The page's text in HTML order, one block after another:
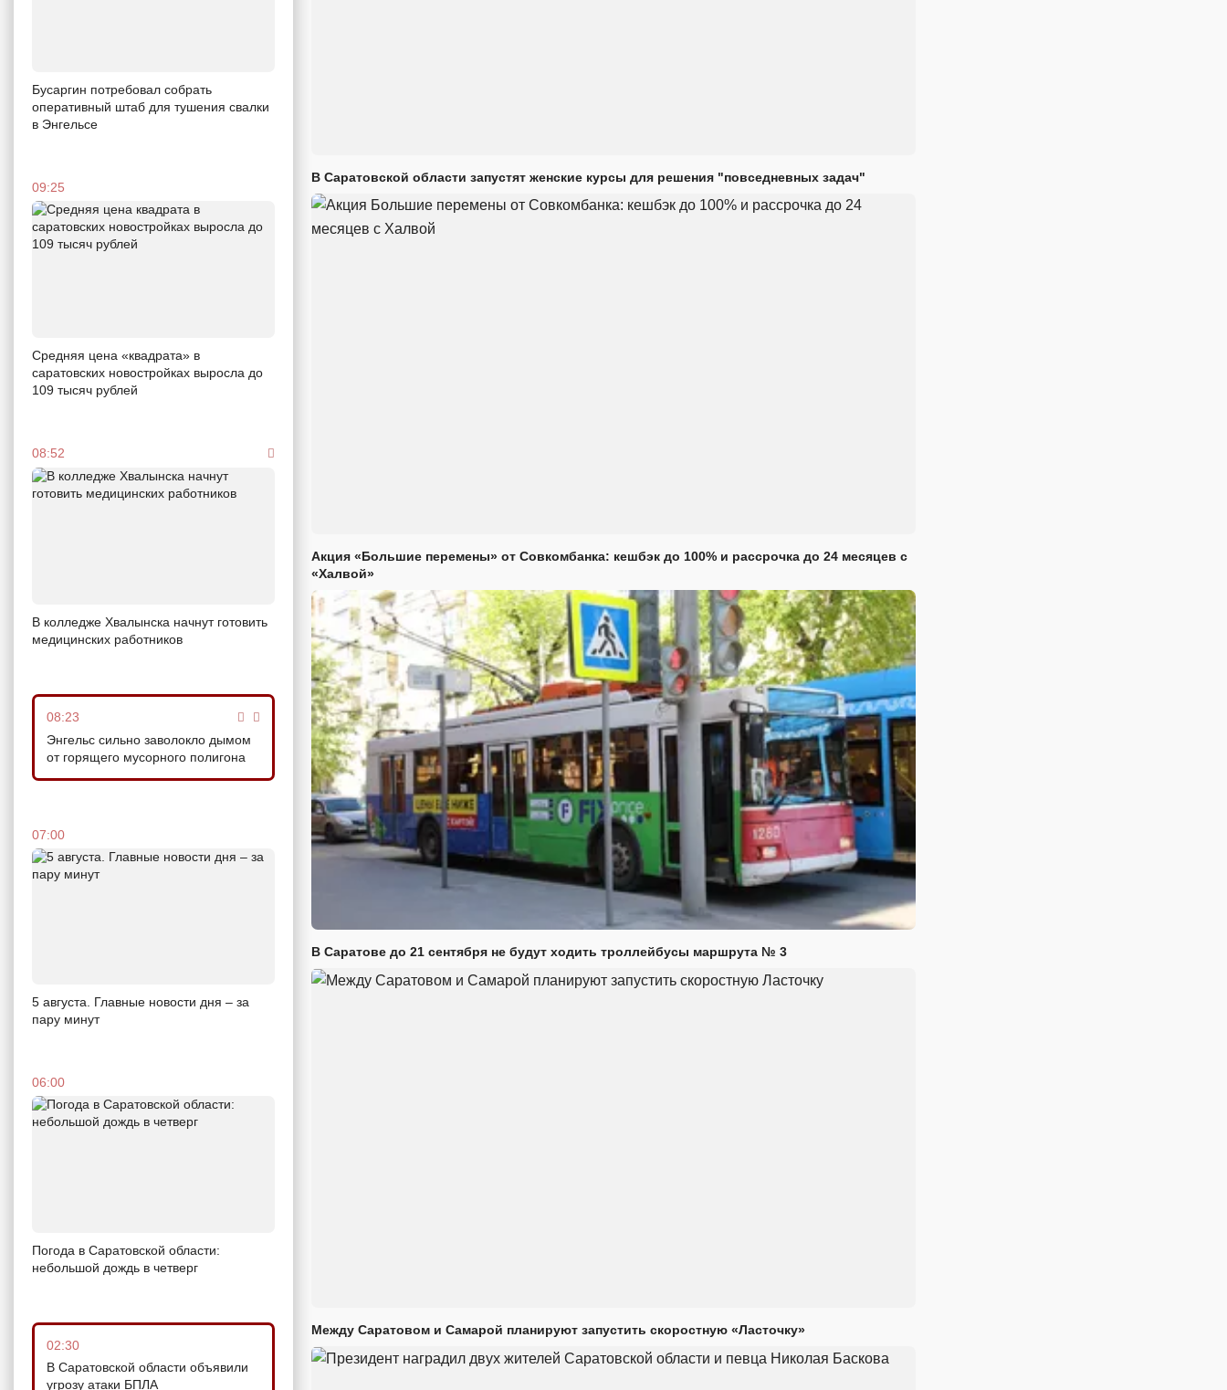
Бусаргин потребовал собрать
оперативный штаб для тушения свалки
в Энгельсе
09:25
Средняя цена «квадрата» в
саратовских новостройках выросла до
109 тысяч рублей
08:52
В колледже Хвалынска начнут готовить
медицинских работников
08:23
Энгельс сильно заволокло дымом
от горящего мусорного полигона
07:00
5 августа. Главные новости дня – за
пару минут
06:00
Погода в Саратовской области:
небольшой дождь в четверг
02:30
В Саратовской области объявили
угрозу атаки БПЛА
В Саратовской области запустят женские курсы для решения "повседневных задач"
Акция «Большие перемены» от Совкомбанка: кешбэк до 100% и рассрочка до 24 месяцев с
«Халвой»
В Саратове до 21 сентября не будут ходить троллейбусы маршрута № 3
Между Саратовом и Самарой планируют запустить скоростную «Ласточку»